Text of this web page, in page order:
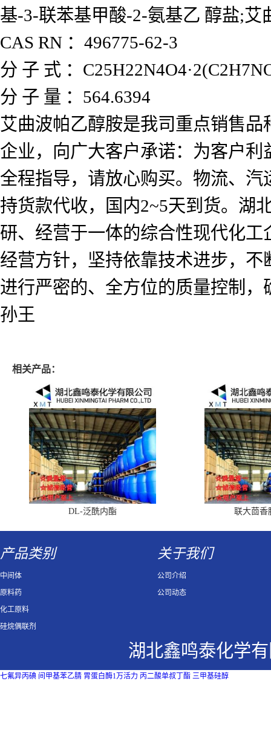
基-3-联苯基甲酸-2-氨基乙 醇盐;艾
CAS RN ：496775-62-3
分 子 式 ：
分 子 量 ：564.6394
艾曲波帕乙醇胺是我司重点销售
企业，向广大客户承诺：为客户
全程指导，请放心购买。物流、
持货款代收，国内2~5天到货。湖
研、经营于一体的综合性现代化
经营方针，坚持依靠技术进步，
进行严密的、全方位的质量控制
孙王
相关产品：
DL-泛酰内酯 联大茴香
产品类别
中间体
原料药
化工原料
硅烷偶联剂
关于我们
公司介绍
公司动态
湖北鑫鸣泰化学
七氟异丙碘 间甲基苯乙腈 胃蛋白酶1万活力 丙二酸单叔丁酯 三甲基硅醇